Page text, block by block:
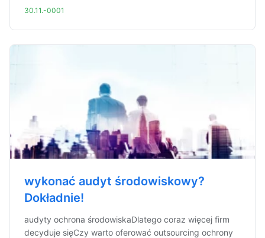
30.11.-0001
wykonać audyt środowiskowy?
Dokładnie!
audyty ochrona środowiskaDlatego coraz więcej firm
decyduje sięCzy warto oferować outsourcing ochrony